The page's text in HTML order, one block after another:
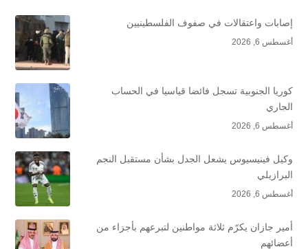
إصابات واعتقالات في صفوف الفلسطينيين
أغسطس 6, 2026
كوريا الجنوبية تسجل فائضا قياسيا في الحساب
الجاري
أغسطس 6, 2026
وكيل فينيسيوس يشعل الجدل بشأن مستقبل النجم
البرازيلي
أغسطس 6, 2026
أمير جازان يكرّم ثلاثة مواطنين لتبرعهم بأجزاء من
أعضائهم